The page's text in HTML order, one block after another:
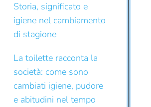
Storia, significato e
igiene nel cambiamento
di stagione
La toilette racconta la
società: come sono
cambiati igiene, pudore
e abitudini nel tempo